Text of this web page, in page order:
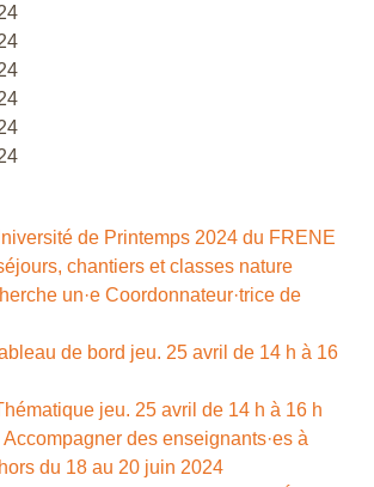
de Printemps 2024 du FRENE
chantiers et classes nature
un·e Coordonnateur·trice de
de bord jeu. 25 avril de 14 h à 16
jeu. 25 avril de 14 h à 16 h
des enseignants·es à
du 18 au 20 juin 2024